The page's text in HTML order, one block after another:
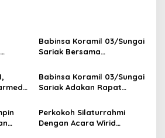
Babinsa Koramil 03/Sungai
Sariak Bersama
VII Koto Melaksanakan
Seleksi Calon Anggota
Patamuan
4
Babinsa Koramil 03/Sungai
Sariak Adakan Rapat
RI Ke-81 Kantor Camat VII
Koto Patamuan
Perkokoh Silaturrahmi
Dengan Acara Wirid